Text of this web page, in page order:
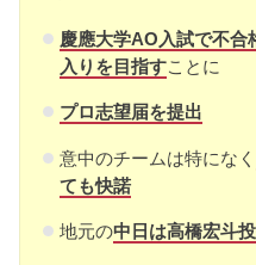
慶應大学AO入試で不合
入りを目指すことに
プロ志望届を提出
意中のチームは特になく
ても快諾
地元の中日は高橋宏斗